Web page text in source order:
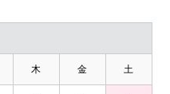
木 金 土